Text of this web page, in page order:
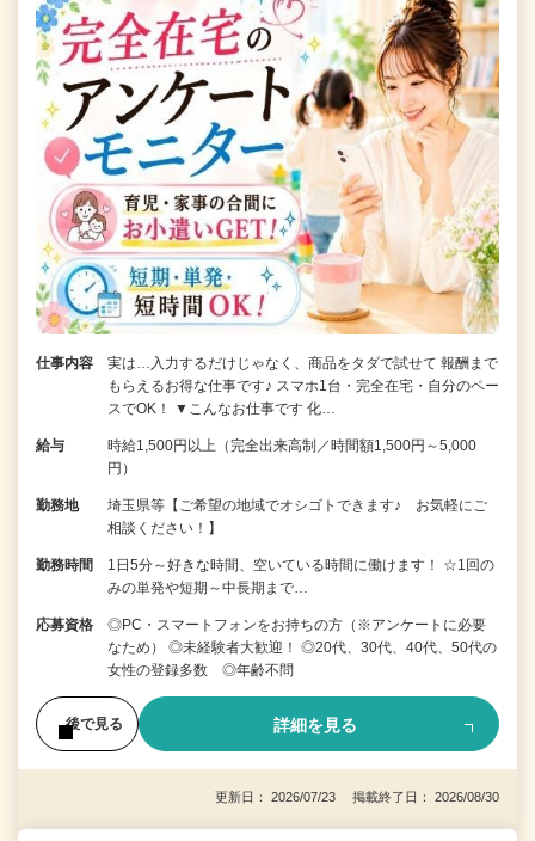
仕事内容
実は…入力するだけじゃなく、商品をタダで試せて 報酬まで
もらえるお得な仕事です♪ スマホ1台・完全在宅・自分のペー
スでOK！ ▼こんなお仕事です 化…
給与
時給1,500円以上（完全出来高制／時間額1,500円～5,000
円）
勤務地
埼玉県等【ご希望の地域でオシゴトできます♪ お気軽にご
相談ください！】
勤務時間
1日5分～好きな時間、空いている時間に働けます！ ☆1回の
みの単発や短期～中長期まで…
応募資格
◎PC・スマートフォンをお持ちの方（※アンケートに必要
なため） ◎未経験者大歓迎！ ◎20代、30代、40代、50代の
女性の登録多数 ◎年齢不問
後で見る 詳細を見る
更新日： 2026/07/23 掲載終了日： 2026/08/30